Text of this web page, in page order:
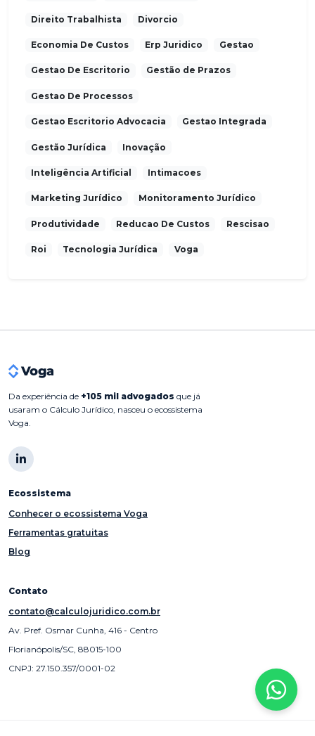
Direito Trabalhista Divorcio
Economia De Custos Erp Juridico Gestao
Gestao De Escritorio Gestão de Prazos
Gestao De Processos
Gestao Escritorio Advocacia Gestao Integrada
Gestão Jurídica Inovação
Inteligência Artificial Intimacoes
Marketing Jurídico Monitoramento Jurídico
Produtividade Reducao De Custos Rescisao
Roi Tecnologia Jurídica Voga
Da experiência de +105 mil advogados que já
usaram o Cálculo Jurídico, nasceu o ecossistema
Voga.
Ecossistema
Conhecer o ecossistema Voga
Ferramentas gratuitas
Blog
Contato
contato@calculojuridico.com.br
Av. Pref. Osmar Cunha, 416 - Centro
Florianópolis/SC, 88015-100
CNPJ: 27.150.357/0001-02